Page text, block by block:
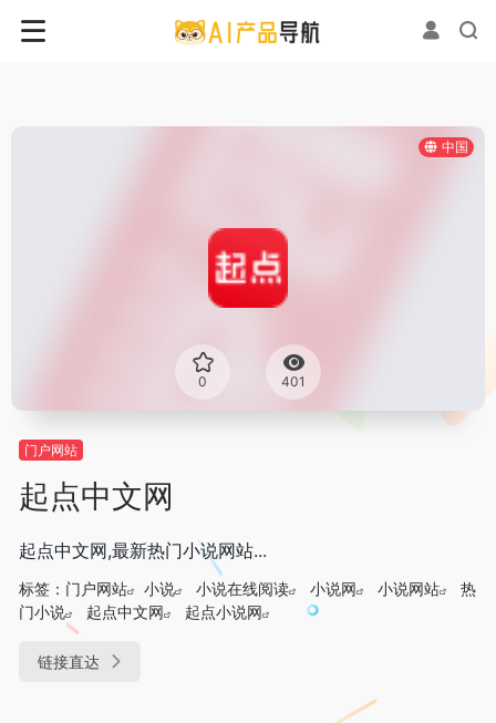
中国
0 401
门户网站
起点中文网
起点中文网,最新热门小说网站...
标签： 门户网站 小说 小说在线阅读 小说网 小说网站
热
门小说
起点中文网 起点小说网
链接直达